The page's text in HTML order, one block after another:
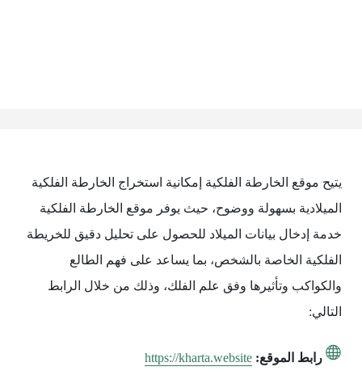
يتيح موقع الخارطة الفلكية إمكانية استخراج الخارطة الفلكية
الميلادية بسهولة ووضوح، حيث يوفر موقع الخارطة الفلكية
خدمة إدخال بيانات الميلاد للحصول على تحليل دقيق للخريطة
الفلكية الخاصة بالشخص، بما يساعد على فهم الطالع
والكواكب وتأثيرها وفق علم الفلك، وذلك من خلال الرابط
التالي:
رابط الموقع: https://kharta.website